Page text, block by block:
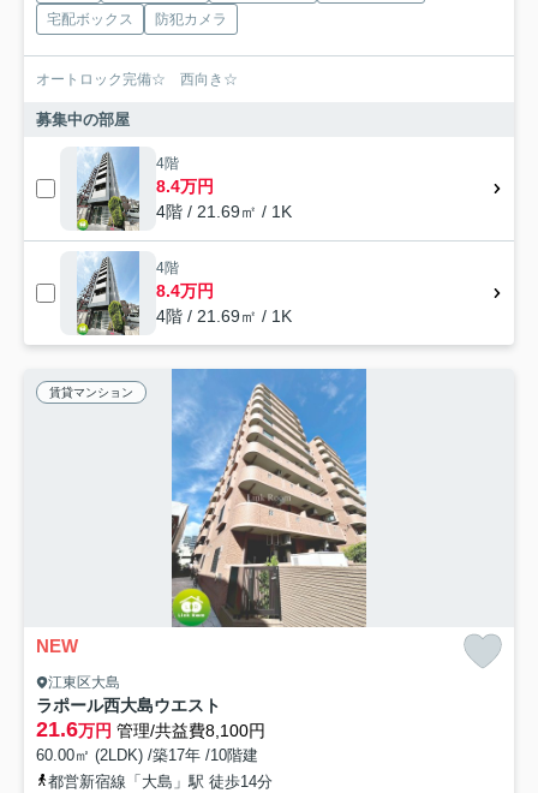
宅配ボックス 防犯カメラ
オートロック完備☆ 西向き☆
募集中の部屋
4階
8.4万円
4階 / 21.69㎡ / 1K
4階
8.4万円
4階 / 21.69㎡ / 1K
賃貸マンション
NEW
江東区大島
ラポール西大島ウエスト
21.6万円 管理/共益費8,100円
60.00㎡ (2LDK) /築17年 /10階建
都営新宿線「大島」駅 徒歩14分